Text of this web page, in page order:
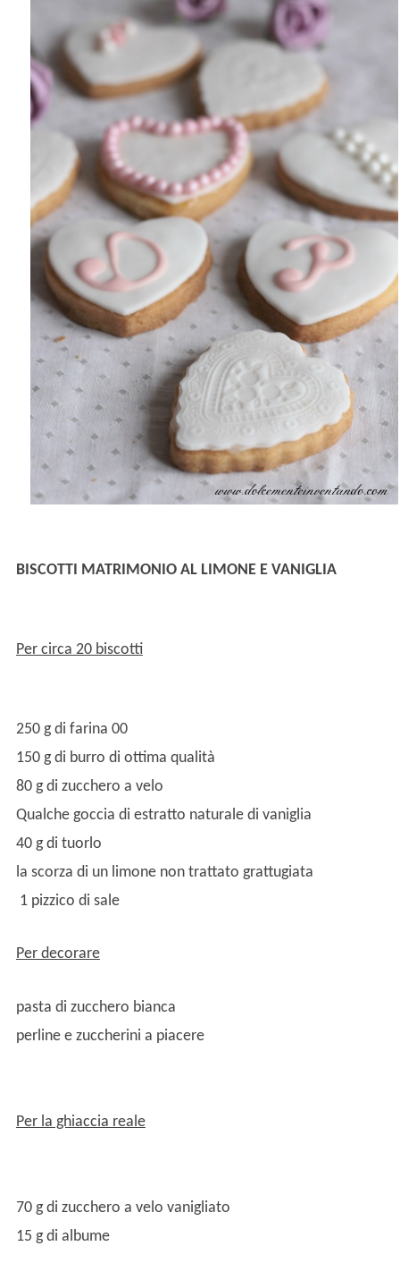
BISCOTTI MATRIMONIO AL LIMONE E VANIGLIA
Per circa 20 biscotti
250 g di farina 00
150 g di burro di ottima qualità
80 g di zucchero a velo
Qualche goccia di estratto naturale di vaniglia
40 g di tuorlo
la scorza di un limone non trattato grattugiata
1 pizzico di sale
Per decorare
pasta di zucchero bianca
perline e zuccherini a piacere
Per la ghiaccia reale
70 g di zucchero a velo vanigliato
15 g di albume